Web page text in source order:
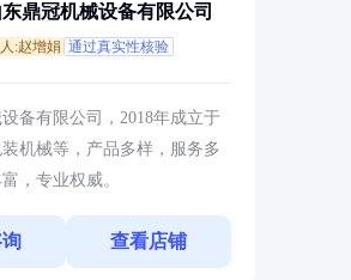
鼎冠机械设备有限公司
:赵增娟 通过真实性核验
备有限公司，2018年成立于
机械等，产品多样，服务多
，专业权威。
查看店铺